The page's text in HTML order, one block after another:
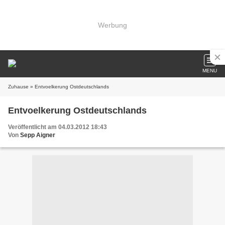
Werbung
MENU
Zuhause » Entvoelkerung Ostdeutschlands
Entvoelkerung Ostdeutschlands
Veröffentlicht am 04.03.2012 18:43
Von Sepp Aigner